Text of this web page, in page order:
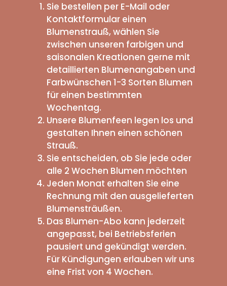
Sie bestellen per E-Mail oder
Kontaktformular einen
Blumenstrauß, wählen Sie
zwischen unseren farbigen und
saisonalen Kreationen gerne mit
detaillierten Blumenangaben und
Farbwünschen 1-3 Sorten Blumen
für einen bestimmten
Wochentag.
Unsere Blumenfeen legen los und
gestalten Ihnen einen schönen
Strauß.
Sie entscheiden, ob Sie jede oder
alle 2 Wochen Blumen möchten
Jeden Monat erhalten Sie eine
Rechnung mit den ausgelieferten
Blumensträußen.
Das Blumen-Abo kann jederzeit
angepasst, bei Betriebsferien
pausiert und gekündigt werden.
Für Kündigungen erlauben wir uns
eine Frist von 4 Wochen.